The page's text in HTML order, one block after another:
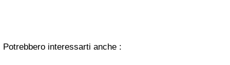
Potrebbero interessarti anche :